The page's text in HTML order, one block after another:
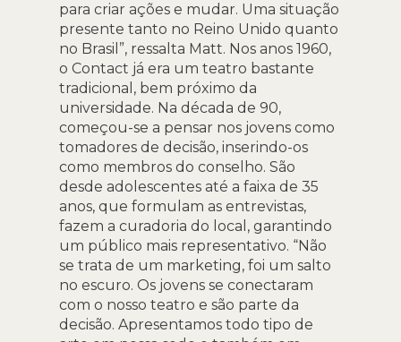
para criar ações e mudar. Uma situação
presente tanto no Reino Unido quanto
no Brasil”, ressalta Matt. Nos anos 1960,
o Contact já era um teatro bastante
tradicional, bem próximo da
universidade. Na década de 90,
começou-se a pensar nos jovens como
tomadores de decisão, inserindo-os
como membros do conselho. São
desde adolescentes até a faixa de 35
anos, que formulam as entrevistas,
fazem a curadoria do local, garantindo
um público mais representativo. “Não
se trata de um marketing, foi um salto
no escuro. Os jovens se conectaram
com o nosso teatro e são parte da
decisão. Apresentamos todo tipo de